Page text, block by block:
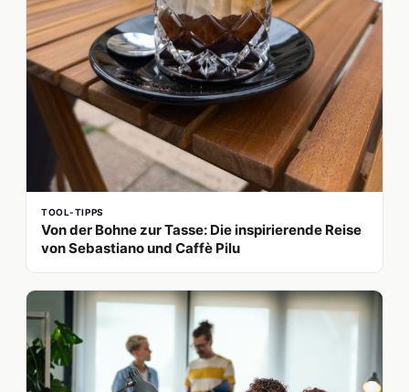
TOOL-TIPPS
Von der Bohne zur Tasse: Die inspirierende Reise
von Sebastiano und Caffè Pilu